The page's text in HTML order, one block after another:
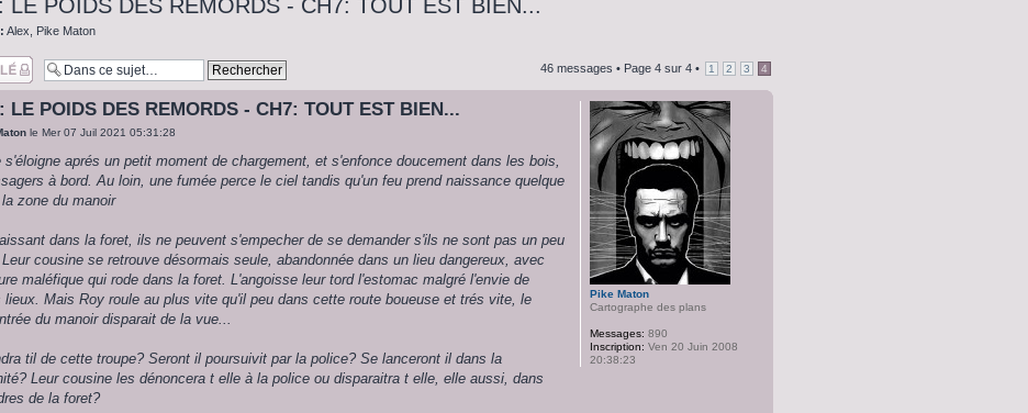
LE POIDS DES REMORDS - CH7: TOUT EST BIEN...
Alex Pike Maton
46 messages • Page 4 sur 4 • 1 2 3 4
LE POIDS DES REMORDS - CH7: TOUT EST BIEN...
le Mer 07 Juil 2021 05:31:28
s'éloigne aprés un petit moment de chargement, et s'enfonce doucement dans les bois,
à bord. Au loin, une fumée perce le ciel tandis qu'un feu prend naissance quelque
zone du manoir
dans la foret, ils ne peuvent s'empecher de se demander s'ils ne sont pas un peu
cousine se retrouve désormais seule, abandonnée dans un lieu dangereux, avec
maléfique qui rode dans la foret. L'angoisse leur tord l'estomac malgré l'envie de
lieux. Mais Roy roule au plus vite qu'il peu dans cette route boueuse et trés vite, le
du manoir disparait de la vue...
til de cette troupe? Seront il poursuivit par la police? Se lanceront il dans la
Leur cousine les dénoncera t elle à la police ou disparaitra t elle, elle aussi, dans
de la foret?
Pike Maton
Cartographe des plans
Messages: 890
Inscription: Ven 20 Juin 2008
20:38:23